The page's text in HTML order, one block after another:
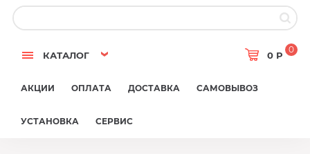
КАТАЛОГ 0 Р
0
АКЦИИ ОПЛАТА ДОСТАВКА САМОВЫВОЗ
УСТАНОВКА СЕРВИС